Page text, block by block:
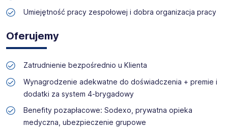
Umiejętność pracy zespołowej i dobra organizacja pracy
Oferujemy
Zatrudnienie bezpośrednio u Klienta
Wynagrodzenie adekwatne do doświadczenia + premie i
dodatki za system 4-brygadowy
Benefity pozapłacowe: Sodexo, prywatna opieka
medyczna, ubezpieczenie grupowe